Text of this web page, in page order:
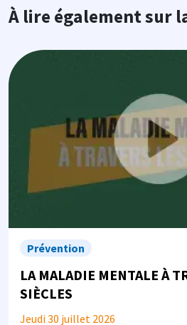
À lire également sur
Image
Prévention
LA MALADIE MENTALE À
SIÈCLES
Jeudi 30 juillet 2026